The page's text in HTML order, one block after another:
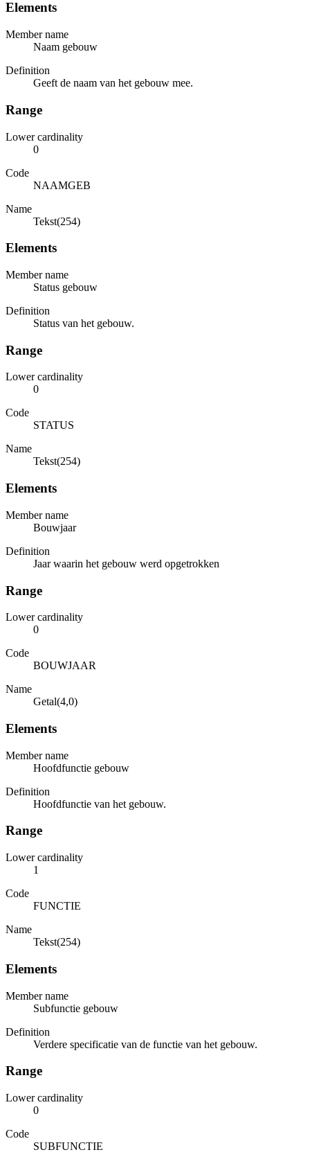
Elements
Member name
Naam gebouw
Definition
Geeft de naam van het gebouw mee.
Range
Lower cardinality
0
Code
NAAMGEB
Name
Tekst(254)
Elements
Member name
Status gebouw
Definition
Status van het gebouw.
Range
Lower cardinality
0
Code
STATUS
Name
Tekst(254)
Elements
Member name
Bouwjaar
Definition
Jaar waarin het gebouw werd opgetrokken
Range
Lower cardinality
0
Code
BOUWJAAR
Name
Getal(4,0)
Elements
Member name
Hoofdfunctie gebouw
Definition
Hoofdfunctie van het gebouw.
Range
Lower cardinality
1
Code
FUNCTIE
Name
Tekst(254)
Elements
Member name
Subfunctie gebouw
Definition
Verdere specificatie van de functie van het gebouw.
Range
Lower cardinality
0
Code
SUBFUNCTIE